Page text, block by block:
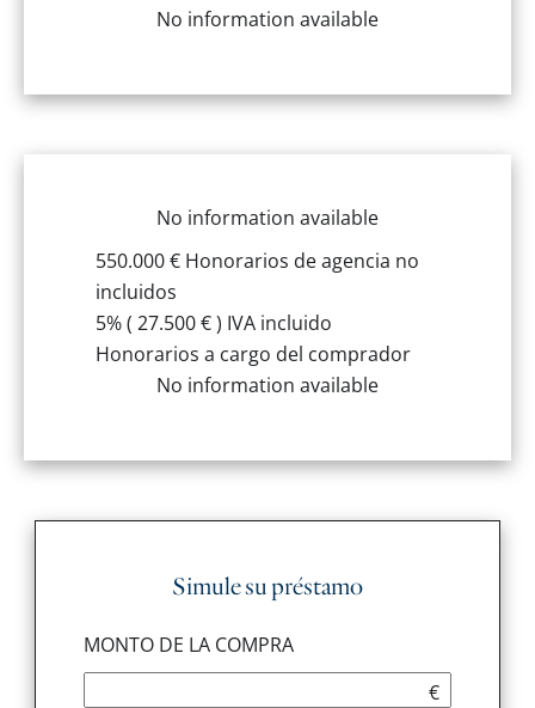
No information available
No information available
550.000 € Honorarios de agencia no
incluidos
5% ( 27.500 € ) IVA incluido
Honorarios a cargo del comprador
No information available
Simule su préstamo
MONTO DE LA COMPRA
€